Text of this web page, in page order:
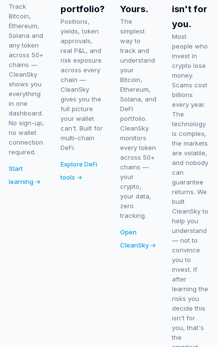
Track
Bitcoin,
Ethereum,
Solana and
any token
across 50+
chains —
CleanSky
shows you
everything
in one
dashboard.
No sign-up,
no wallet
connection
required.
Start
learning →
portfolio?
Positions,
yields, token
approvals,
real P&L, and
risk exposure
across every
chain —
CleanSky
gives you the
full picture
your wallet
can't. Built for
multi-chain
DeFi.
Explore DeFi
tools →
Yours.
The
simplest
way to
track and
understand
your
Bitcoin,
Ethereum,
Solana, and
DeFi
portfolio.
CleanSky
monitors
every token
across 50+
chains —
your
crypto,
your data,
zero
tracking.
Open
CleanSky →
isn't for
you.
Most
people who
invest in
crypto lose
money.
Scams cost
billions
every year.
The
technology
is complex,
the markets
are volatile,
and nobody
can
guarantee
returns. We
built
CleanSky to
help you
understand
— not to
convince
you to
invest. If
after
learning the
risks you
decide this
isn't for
you, that's
the